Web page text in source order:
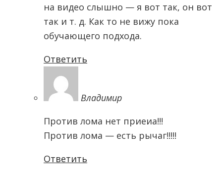
на видео слышно — я вот так, он вот
так и т. д. Как то не вижу пока
обучающего подхода.
Ответить
Владимир
Против лома нет приеиа!!!
Против лома — есть рычаг!!!!!
Ответить